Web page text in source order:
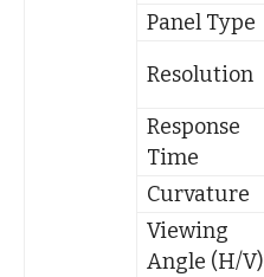
Panel Type
Resolution
Response
Time
Curvature
Viewing
Angle (H/V)